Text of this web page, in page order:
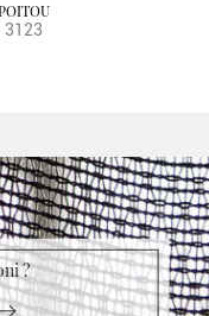
3123
?